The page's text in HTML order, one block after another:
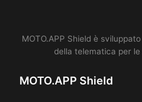
MOTO.APP Shield è
della telematica per
MOTO.APP Shield